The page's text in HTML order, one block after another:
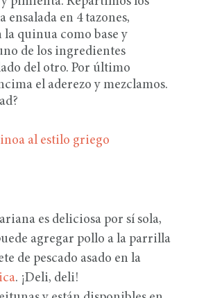
ensalada en 4 tazones,
la quinua como base y
de los ingredientes
del otro. Por último
el aderezo y mezclamos.
es deliciosa por sí sola,
agregar pollo a la parrilla
de pescado asado en la
. ¡Deli, deli!